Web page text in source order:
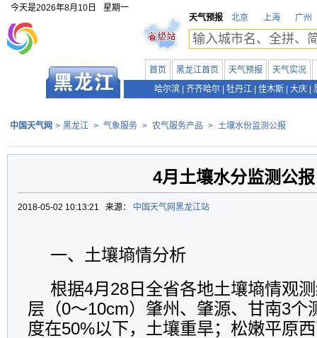
今天是2026年8月10日
星期一
天气预报
北京 上海 广州
首页 黑龙江首页 天气预报 天气实况
哈尔滨
齐齐哈尔 牡丹江 佳木斯 大庆
中国天气网 > 黑龙江 > 气象服务 > 农气服务产品 > 土壤水份监测公报
4月土壤水分监测公报
2018-05-02 10:13:21 来源： 中国天气网黑龙江站
一、土壤墒情分析
根据4月28日全省各地土壤墒情观
层（0～10cm）肇州、肇源、甘南3个
度在50%以下，土壤重旱；松嫩平原